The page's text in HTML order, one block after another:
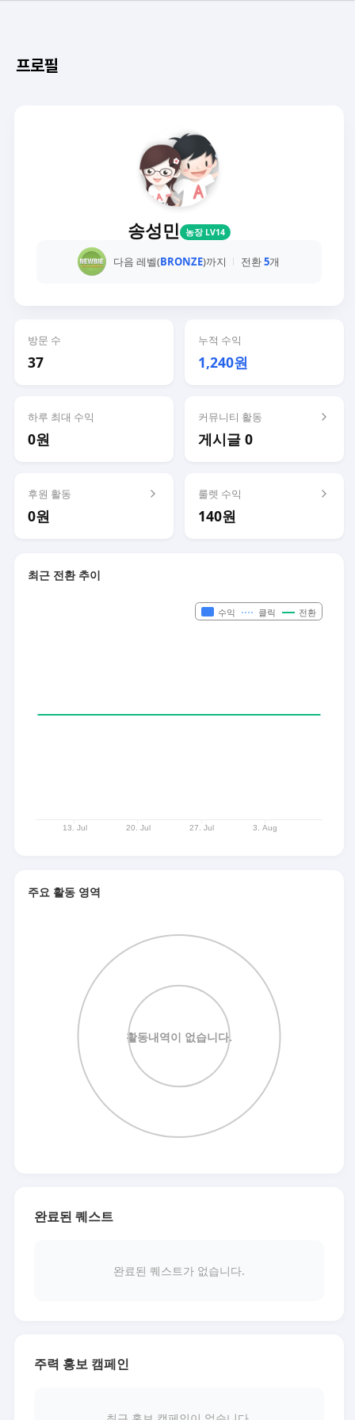
프로필
송성민 농장 LV14
다음 레벨(BRONZE)까지 전환5개
방문 수
37
누적 수익
1,240원
하루 최대 수익
0원
커뮤니티 활동
게시글 0
후원 활동
0원
룰렛 수익
140원
최근 전환 추이
주요 활동 영역
완료된 퀘스트
완료된 퀘스트가 없습니다.
주력 홍보 캠페인